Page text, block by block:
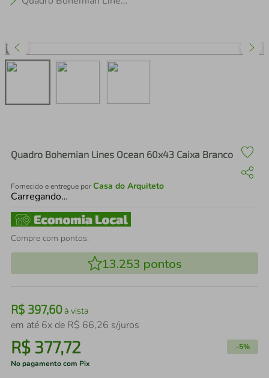
Quadro Bohemian Lines Ocean 60x43 Caixa Branco
Fornecido e entregue porCasa do Arquiteto
Carregando…
Compre com pontos:
13.253 pontos
R$ 397,60à vista
em até 6x de R$ 66,26 s/juros
R$ 377,72 -5%
No pagamento com Pix
perfume